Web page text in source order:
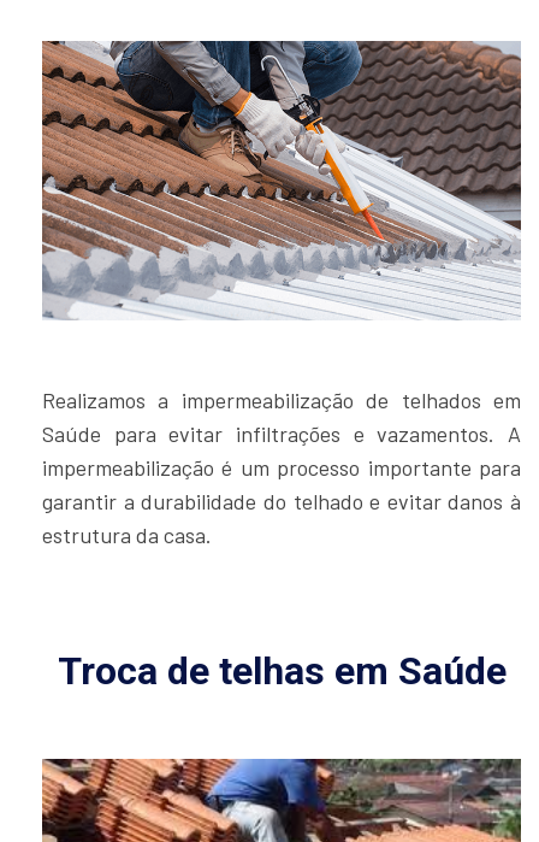
Realizamos a impermeabilização de telhados em
Saúde para evitar infiltrações e vazamentos. A
impermeabilização é um processo importante para
garantir a durabilidade do telhado e evitar danos à
estrutura da casa.
Troca de telhas em Saúde